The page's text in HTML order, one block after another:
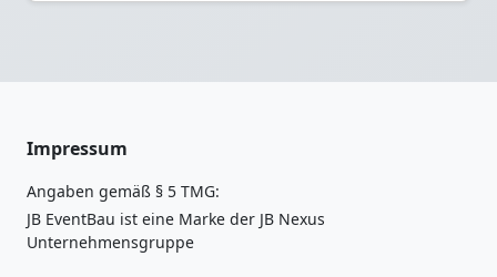
Impressum
Angaben gemäß § 5 TMG:
JB EventBau ist eine Marke der JB Nexus
Unternehmensgruppe